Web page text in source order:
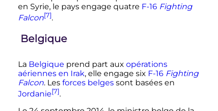
en Syrie, le pays engage quatre F-16 Fighting
Falcon[7].
Belgique
La Belgique prend part aux opérations
aériennes en Irak, elle engage six F-16 Fighting
Falcon. Les forces belgessont basées en
Jordanie[7].